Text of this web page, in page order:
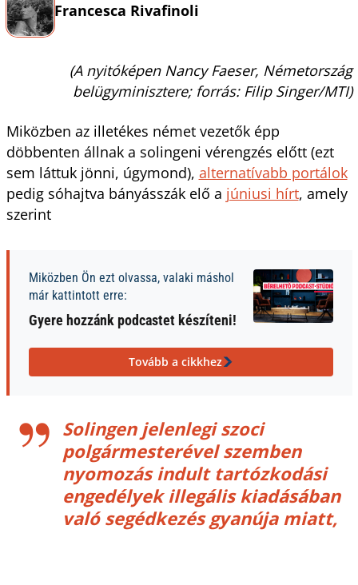
Francesca Rivafinoli
(A nyitóképen Nancy Faeser, Németország
belügyminisztere; forrás: Filip Singer/MTI)
Miközben az illetékes német vezetők épp
döbbenten állnak a solingeni vérengzés előtt (ezt
sem láttuk jönni, úgymond), alternatívabb portálok
pedig sóhajtva bányásszák elő a júniusi hírt, amely
szerint
Miközben Ön ezt olvassa, valaki máshol
már kattintott erre:
Gyere hozzánk podcastet készíteni!
Tovább a cikkhez
Solingen jelenlegi szoci
polgármesterével szemben
nyomozás indult tartózkodási
engedélyek illegális kiadásában
való segédkezés gyanúja miatt,